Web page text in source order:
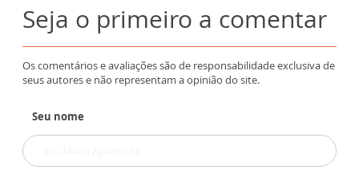
Seja o primeiro a comentar
Os comentários e avaliações são de responsabilidade exclusiva de
seus autores e não representam a opinião do site.
Seu nome